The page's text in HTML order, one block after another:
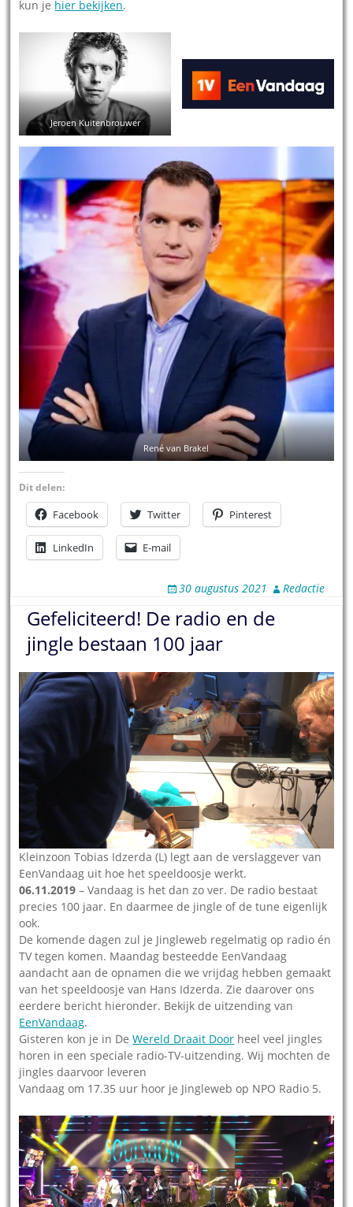
kun je hier bekijken.
Jeroen Kuitenbrouwer
René van Brakel
Dit delen:
Facebook Twitter Pinterest
LinkedIn E-mail
30 augustus 2021 Redactie
Gefeliciteerd! De radio en de
jingle bestaan 100 jaar
Kleinzoon Tobias Idzerda (L) legt aan de verslaggever van
EenVandaag uit hoe het speeldoosje werkt.
06.11.2019 – Vandaag is het dan zo ver. De radio bestaat
precies 100 jaar. En daarmee de jingle of de tune eigenlijk
ook.
De komende dagen zul je Jingleweb regelmatig op radio én
TV tegen komen. Maandag besteedde EenVandaag
aandacht aan de opnamen die we vrijdag hebben gemaakt
van het speeldoosje van Hans Idzerda. Zie daarover ons
eerdere bericht hieronder. Bekijk de uitzending van
EenVandaag.
Gisteren kon je in DeWereld Draait Door heel veel jingles
horen in een speciale radio-TV-uitzending. Wij mochten de
jingles daarvoor leveren
Vandaag om 17.35 uur hoor je Jingleweb op NPO Radio 5.